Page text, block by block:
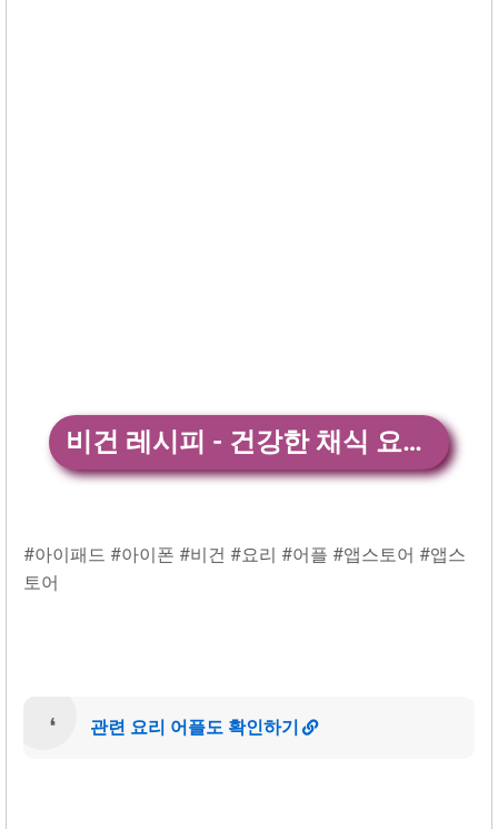
비건 레시피 - 건강한 채식 요‪리‬19+ 앱 다운
#아이패드 #아이폰 #비건 #요리 #어플 #앱스토어 #앱스
토어
관련 요리 어플도 확인하기